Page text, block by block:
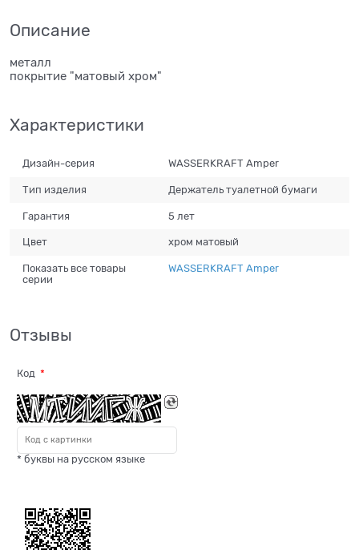
Описание
металл
покрытие "матовый хром"
Характеристики
Дизайн-серия WASSERKRAFT Amper
Тип изделия Держатель туалетной бумаги
Гарантия 5 лет
Цвет хром матовый
Показать все товары
серии
WASSERKRAFT Amper
Отзывы
Код
* буквы на русском языке